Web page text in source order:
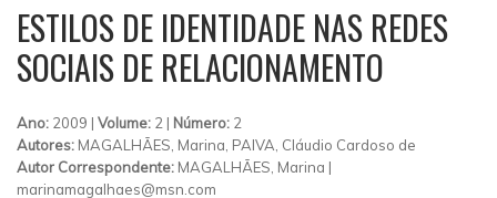
ESTILOS DE IDENTIDADE NAS REDES
SOCIAIS DE RELACIONAMENTO
Ano: 2009 | Volume: 2 | Número: 2
Autores: MAGALHÃES, Marina, PAIVA, Cláudio Cardoso de
Autor Correspondente: MAGALHÃES, Marina |
marinamagalhaes@msn.com